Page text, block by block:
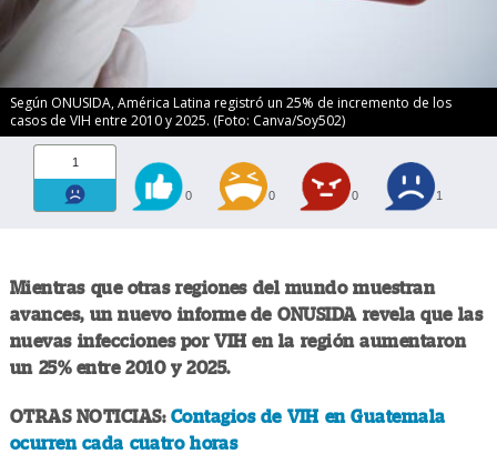
Según ONUSIDA, América Latina registró un 25% de incremento de los
casos de VIH entre 2010 y 2025. (Foto: Canva/Soy502)
1
0 0 0 1
Mientras que otras regiones del mundo muestran
avances, un nuevo informe de ONUSIDA revela que las
nuevas infecciones por VIH en la región aumentaron
un 25% entre 2010 y 2025.
OTRAS NOTICIAS: Contagios de VIH en Guatemala
ocurren cada cuatro horas